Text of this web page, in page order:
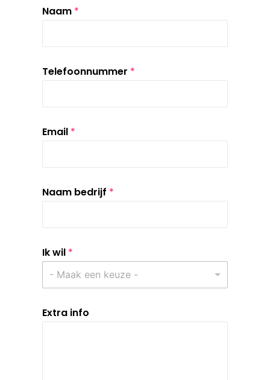
Naam *
Telefoonnummer *
Email *
Naam bedrijf *
Ik wil *
- Maak een keuze -
Extra info